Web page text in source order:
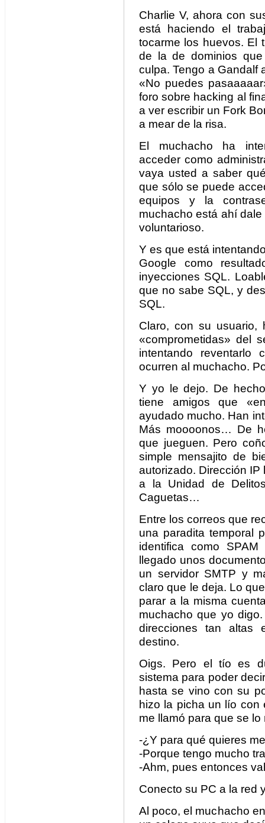
Charlie V, ahora con
está haciendo el
tocarme los huevos. El
de la de dominios
culpa. Tengo a Gandalf
«No puedes
foro sobre hacking al
a ver escribir un Fork
a mear de la risa.
El muchacho ha
acceder como
vaya usted a saber
que sólo se puede
equipos y la
muchacho está ahí
voluntarioso.
Y es que está
Google como
inyecciones SQL.
que no sabe SQL, y
SQL.
Claro, con su usuario,
«comprometidas» del
intentando
ocurren al muchacho.
Y yo le dejo. De
tiene amigos que
ayudado mucho. Han
Más moooonos… De
que jueguen. Pero
simple mensajito de
autorizado. Dirección
a la Unidad de
Caguetas…
Entre los correos que
una paradita temporal
identifica como
llegado unos
un servidor SMTP y
claro que le deja. Lo
parar a la misma
muchacho que yo
direcciones tan altas
destino.
Oigs. Pero el tío es
sistema para poder
hasta se vino con su
hizo la picha un lío con
me llamó para que se lo
-¿Y para qué quieres
-Porque tengo mucho
-Ahm, pues entonces
Conecto su PC a la red
Al poco, el muchacho